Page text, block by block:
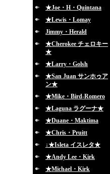
★Joe・H・Quintana
★Lewis・Lomay
Jimmy・Herald
★Cherokee チェロキー
★
★Larry・Golsh
★San Juan サンホゥア
ン★
★Mike・Bird-Romero
★Laguna ラグーナ★
★Duane・Maktima
★Chris・Pruitt
↓★Isleta イスレタ★
★Andy Lee・Kirk
★Michael・Kirk